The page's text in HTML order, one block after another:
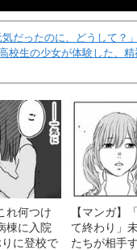
気だったのに、どうして？
校生の少女が体験した、精
れ何つけ
棟に入院
に登校で
【マンガ】
て終わり」
たちが相手